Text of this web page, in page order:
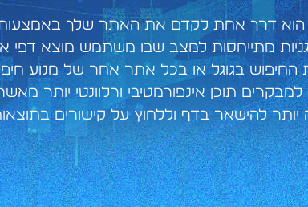
הוא דרך אחת לקדם את האתר שלך באמצעות
מתייחסות למצב שבו משתמש מוצא דפי
בגוגל או בכל אתר אחר של מנוע
למבקרים תוכן אינפורמטיבי ורלוונטי יותר
יותר להישאר בדף וללחוץ על קישורים